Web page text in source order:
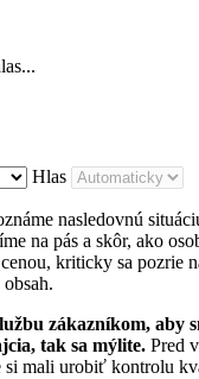
Hlas
nasledovnú
na pás a skôr, ako
kriticky sa pozrie
zákazníkom, aby
tak sa mýlite. Pred
si mali urobiť kontrolu